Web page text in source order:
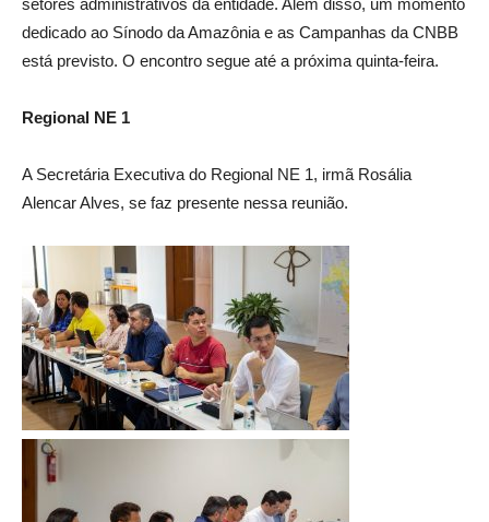
setores administrativos da entidade. Além disso, um momento
dedicado ao Sínodo da Amazônia e as Campanhas da CNBB
está previsto. O encontro segue até a próxima quinta-feira.
Regional NE 1
A Secretária Executiva do Regional NE 1, irmã Rosália
Alencar Alves, se faz presente nessa reunião.